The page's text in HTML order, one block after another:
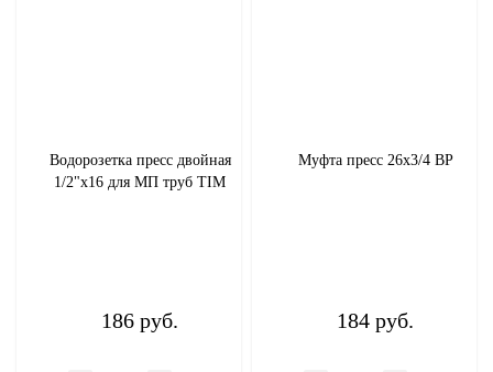
Водорозетка пресс двойная
1/2"х16 для МП труб TIM
186 руб.
Муфта пресс 26х3/4 ВР
184 руб.